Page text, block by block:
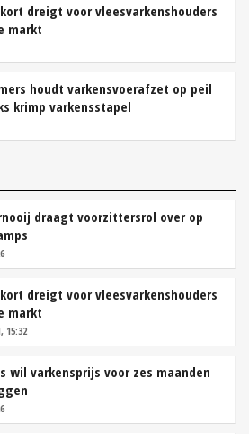
dreigt voor vleesvarkenshouders
markt
houdt varkensvoerafzet op peil
krimp varkensstapel
draagt voorzittersrol over op
dreigt voor vleesvarkenshouders
markt
15:32
wil varkensprijs voor zes maanden